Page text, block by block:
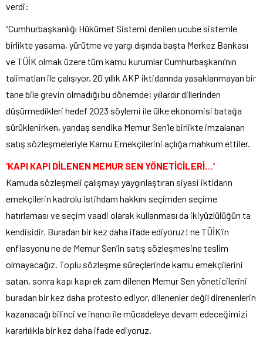
verdi:
“Cumhurbaşkanlığı Hükümet Sistemi denilen ucube sistemle
birlikte yasama, yürütme ve yargı dışında başta Merkez Bankası
ve TÜİK olmak üzere tüm kamu kurumlar Cumhurbaşkanı’nın
talimatları ile çalışıyor. 20 yıllık AKP iktidarında yasaklanmayan bir
tane bile grevin olmadığı bu dönemde; yıllardır dillerinden
düşürmedikleri hedef 2023 söylemi ile ülke ekonomisi batağa
sürüklenirken, yandaş sendika Memur Sen’le birlikte imzalanan
satış sözleşmeleriyle Kamu Emekçilerini açlığa mahkum ettiler.
‘KAPI KAPI DİLENEN MEMUR SEN YÖNETİCİLERİ…’
Kamuda sözleşmeli çalışmayı yaygınlaştıran siyasi iktidarın
emekçilerin kadrolu istihdam hakkını seçimden seçime
hatırlaması ve seçim vaadi olarak kullanması da ikiyüzlülüğün ta
kendisidir. Buradan bir kez daha ifade ediyoruz! ne TÜİK’in
enflasyonu ne de Memur Sen’in satış sözleşmesine teslim
olmayacağız. Toplu sözleşme süreçlerinde kamu emekçilerini
satan, sonra kapı kapı ek zam dilenen Memur Sen yöneticilerini
buradan bir kez daha protesto ediyor, dilenenler değil direnenlerin
kazanacağı bilinci ve inancı ile mücadeleye devam edeceğimizi
kararlılıkla bir kez daha ifade ediyoruz.